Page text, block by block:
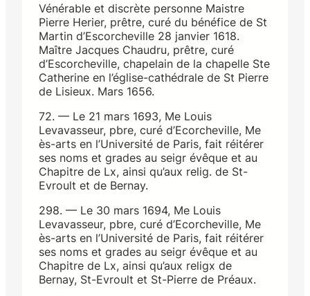
Vénérable et discrète personne Maistre
Pierre Herier, prêtre, curé du bénéfice de St
Martin d’Escorcheville 28 janvier 1618.
Maître Jacques Chaudru, prêtre, curé
d’Escorcheville, chapelain de la chapelle Ste
Catherine en l’église-cathédrale de St Pierre
de Lisieux. Mars 1656.
72. — Le 21 mars 1693, Me Louis
Levavasseur, pbre, curé d’Ecorcheville, Me
ès-arts en l’Université de Paris, fait réitérer
ses noms et grades au seigr évêque et au
Chapitre de Lx, ainsi qu’aux relig. de St-
Evroult et de Bernay.
298. — Le 30 mars 1694, Me Louis
Levavasseur, pbre, curé d’Ecorcheville, Me
ès-arts en l’Université de Paris, fait réitérer
ses noms et grades au seigr évêque et au
Chapitre de Lx, ainsi qu’aux religx de
Bernay, St-Evroult et St-Pierre de Préaux.